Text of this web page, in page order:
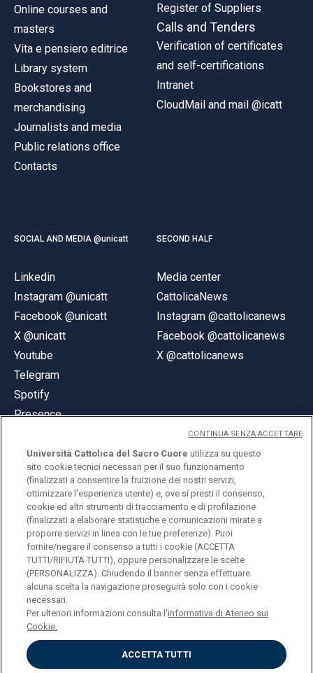
Online courses and
masters
Vita e pensiero editrice
Library system
Bookstores and
merchandising
Journalists and media
Public relations office
Contacts
Register of Suppliers
Calls and Tenders
Verification of certificates
and self-certifications
Intranet
CloudMail and mail @icatt
SOCIAL AND MEDIA @unicatt
Linkedin
Instagram @unicatt
Facebook @unicatt
X @unicatt
Youtube
Telegram
Spotify
Presence
SECOND HALF
Media center
CattolicaNews
Instagram @cattolicanews
Facebook @cattolicanews
X @cattolicanews
© Università Cattolica del Sacro Cuore
Largo A. Gemelli 1, 20123 Milan
PI 02133120150
ENGLISH
Privacy
Università Cattolica del Sacro Cuore utilizza su questo
sito cookie tecnici necessari per il suo funzionamento
(finalizzati a consentire la fruizione dei nostri servizi,
ottimizzare l'esperienza utente) e, ove si presti il consenso,
cookie ed altri strumenti di tracciamento e di profilazione
(finalizzati a elaborare statistiche e comunicazioni mirate a
proporre servizi in linea con le tue preferenze). Puoi
fornire/negare il consenso a tutti i cookie (ACCETTA
TUTTI/RIFIUTA TUTTI), oppure personalizzare le scelte
(PERSONALIZZA). Chiudendo il banner senza effettuare
alcuna scelta la navigazione proseguirà solo con i cookie
necessari.
Per ulteriori informazioni consulta l'informativa di Ateneo sui
Cookie.
ACCETTA TUTTI
CONTINUA SENZA ACCETTARE